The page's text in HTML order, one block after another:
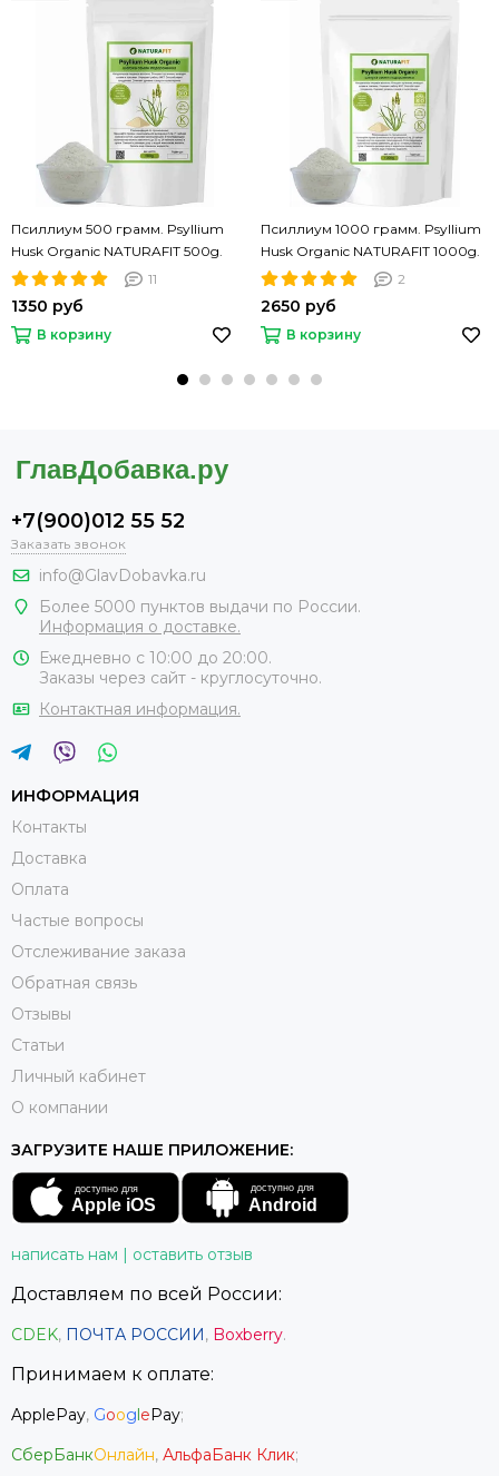
Псиллиум 500 грамм. Psyllium
Husk Organic NATURAFIT 500g.
Шелуха семян подорожника.
PREMIUM
11
1350 руб
В корзину
Псиллиум 1000 грамм. Psyllium
Husk Organic NATURAFIT 1000g.
Шелуха семян подорожника.
2
2650 руб
В корзину
+7(900)012 55 52
Заказать звонок
info@GlavDobavka.ru
Более 5000 пунктов выдачи по России.
Информация о доставке.
Ежедневно с 10:00 до 20:00.
Заказы через сайт - круглосуточно.
Контактная информация.
ИНФОРМАЦИЯ
Контакты
Доставка
Оплата
Частые вопросы
Отслеживание заказа
Обратная связь
Отзывы
Статьи
Личный кабинет
О компании
ЗАГРУЗИТЕ НАШЕ ПРИЛОЖЕНИЕ:
написать нам | оставить отзыв
Доставляем по всей России:
CDEK, ПОЧТА РОССИИ , Boxberry.
Принимаем к оплате:
ApplePay, Goog e Pay;
СберБанкОнлайн, АльфаБанк Клик;